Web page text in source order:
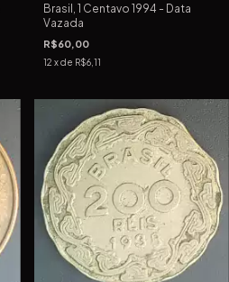
Brasil, 1 Centavo 1994 - Data
Vazada
R$60,00
12 x de R$6,11